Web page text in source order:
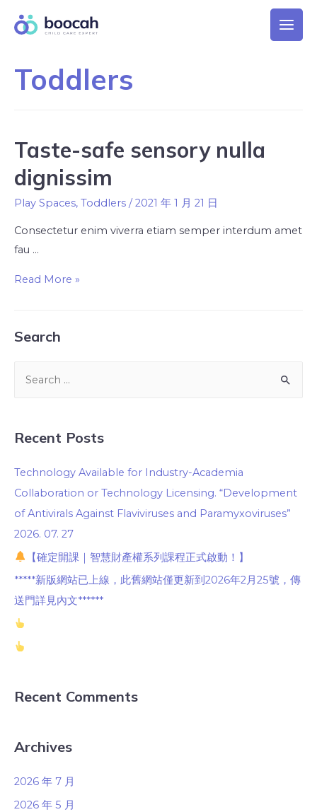
Toddlers
Taste-safe sensory nulla
dignissim
Play Spaces, Toddlers /2021 年 1 月 21 日
Consectetur enim viverra etiam semper interdum amet
fau …
Read More »
Search
Recent Posts
Technology Available for Industry-Academia
Collaboration or Technology Licensing. “Development
of Antivirals Against Flaviviruses and Paramyxoviruses”
2026. 07. 27
【確定開課｜智慧財產權系列課程正式啟動！】
*****新版網站已上線，此舊網站僅更新到2026年2月25號，傳
送門詳見內文******
Recent Comments
Archives
2026 年 7 月
2026 年 5 月